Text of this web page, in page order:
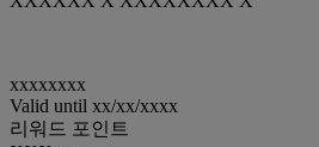
xxxxxxxx
Valid until xx/xx/xxxx
리워드 포인트